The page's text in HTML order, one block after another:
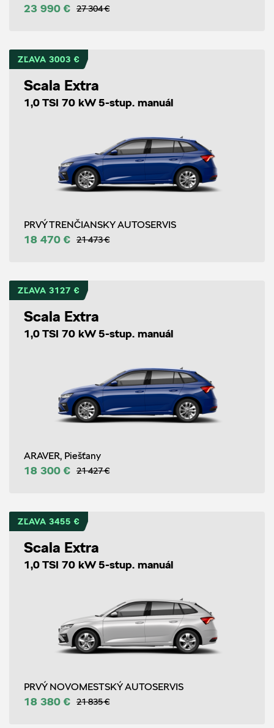
23 990 € 27 304 €
ZĽAVA 3003 €
Scala Extra
1,0 TSI 70 kW 5-stup. manuál
PRVÝ TRENČIANSKY AUTOSERVIS
18 470 € 21 473 €
ZĽAVA 3127 €
Scala Extra
1,0 TSI 70 kW 5-stup. manuál
ARAVER, Piešťany
18 300 € 21 427 €
ZĽAVA 3455 €
Scala Extra
1,0 TSI 70 kW 5-stup. manuál
PRVÝ NOVOMESTSKÝ AUTOSERVIS
18 380 € 21 835 €